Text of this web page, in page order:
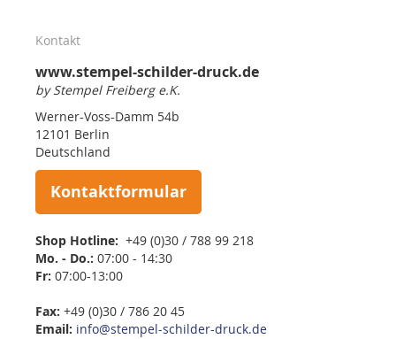
Kontakt
www.stempel-schilder-druck.de
by Stempel Freiberg e.K.
Werner-Voss-Damm 54b
12101 Berlin
Deutschland
Kontaktformular
Shop Hotline: +49 (0)30 / 788 99 218
Mo. - Do.: 07:00 - 14:30
Fr: 07:00-13:00
Fax: +49 (0)30 / 786 20 45
Email: info@stempel-schilder-druck.de